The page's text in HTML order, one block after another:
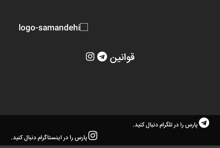
قوانین
پارس را در تلگرام دنبال کنید.
پارس را در اینستاگرام دنبال کنید.